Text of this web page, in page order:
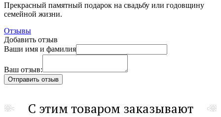
Прекрасный памятный подарок на свадьбу или годовщину
семейной жизни.
Отзывы
Добавить отзыв
Ваши имя и фамилия
Ваш отзыв:
С этим товаром заказывают